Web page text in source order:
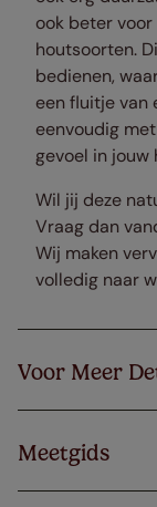
ook beter
houtsoorten.
bedienen,
een fluitje van
eenvoudig
gevoel in jouw
Wil jij deze
Vraag dan
Wij maken
volledig naar
Voor Meer
Meetgids